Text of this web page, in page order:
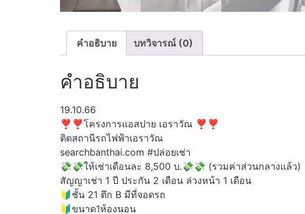
คำอธิบาย บทวิจารณ์ (0)
คำอธิบาย
19.10.66
❣️ ❣️โครงการแอสปาย เอราวัณ ❣️ ❣️
ติดสถานีรถไฟฟ้าเอราวัณ
searchbanthai.com #ปล่อยเช่า
💸💸ให้เช่าเดือนละ 8,500 บ.💸💸 (รวมค่าส่วนกลางแล้ว)
สัญญาเช่า 1 ปี ประกัน 2 เดือน ล่วงหน้า 1 เดือน
🔰 ชั้น 21 ตึก B มีที่จอดรถ
🔰ขนาด1ห้องนอน